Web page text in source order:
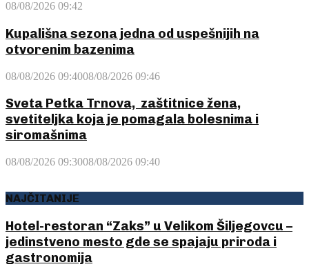
08/08/2026 09:42
Kupališna sezona jedna od uspešnijih na
otvorenim bazenima
08/08/2026 09:4008/08/2026 09:46
Sveta Petka Trnova, zaštitnice žena,
svetiteljka koja je pomagala bolesnima i
siromašnima
08/08/2026 09:3008/08/2026 09:40
NAJČITANIJE
Hotel-restoran “Zaks” u Velikom Šiljegovcu –
jedinstveno mesto gde se spajaju priroda i
gastronomija